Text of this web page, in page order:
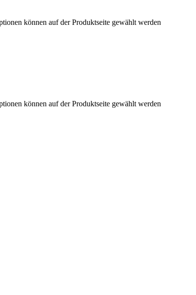
können auf der Produktseite gewählt werden
können auf der Produktseite gewählt werden